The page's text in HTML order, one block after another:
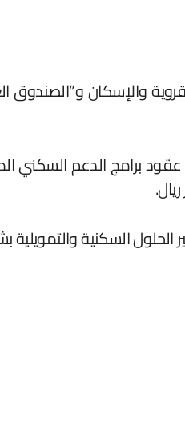
والإسكان
برامج الدعم السكني
السكني تحقيق لمستهدفات برنامج الإسكان لرفع نسبة تملك المواطنين للسكن